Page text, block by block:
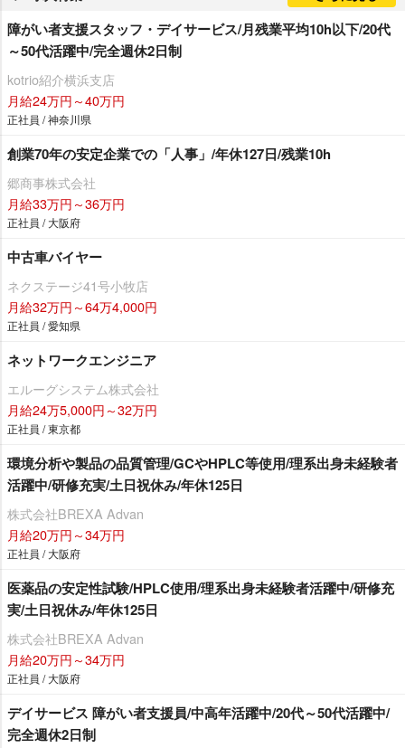
障がい者支援スタッフ・デイサービス/月残業平均10h以下/20代
～50代活躍中/完全週休2日制
kotrio紹介横浜支店
月給24万円～40万円
正社員 / 神奈川県
創業70年の安定企業での「人事」/年休127日/残業10h
郷商事株式会社
月給33万円～36万円
正社員 / 大阪府
中古車バイヤー
ネクステージ41号小牧店
月給32万円～64万4,000円
正社員 / 愛知県
ネットワークエンジニア
エルーグシステム株式会社
月給24万5,000円～32万円
正社員 / 東京都
環境分析や製品の品質管理/GCやHPLC等使用/理系出身未経験者
活躍中/研修充実/土日祝休み/年休125日
株式会社BREXA Advan
月給20万円～34万円
正社員 / 大阪府
医薬品の安定性試験/HPLC使用/理系出身未経験者活躍中/研修充
実/土日祝休み/年休125日
株式会社BREXA Advan
月給20万円～34万円
正社員 / 大阪府
デイサービス 障がい者支援員/中高年活躍中/20代～50代活躍中/
完全週休2日制